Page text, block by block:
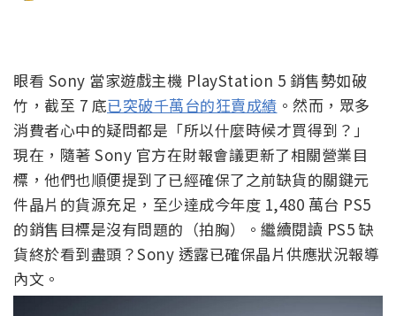
眼看 Sony 當家遊戲主機 PlayStation 5 銷售勢如破
竹，截至 7 底已突破千萬台的狂賣成績 。然而，眾多
消費者心中的疑問都是「所以什麼時候才買得到？」
現在，隨著 Sony 官方在財報會議更新了相關營業目
標，他們也順便提到了已經確保了之前缺貨的關鍵元
件晶片的貨源充足，至少達成今年度 1,480 萬台 PS5
的銷售目標是沒有問題的（拍胸）。繼續閱讀 PS5 缺
貨終於看到盡頭？Sony 透露已確保晶片供應狀況報導
內文。